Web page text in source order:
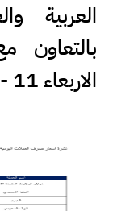
العربية
بالتعاون
الاربعاء 11 - 06 - 2025.